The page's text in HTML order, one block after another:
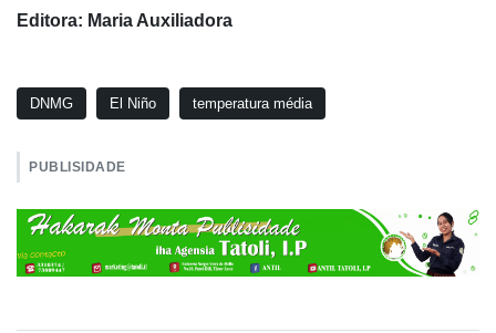
Editora: Maria Auxiliadora
DNMG El Niño temperatura média
PUBLISIDADE